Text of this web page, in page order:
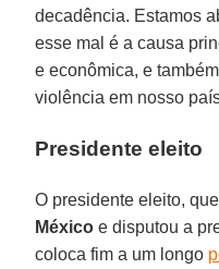
decadência. Estamos
esse mal é a causa
e econômica, e
violência em nosso
Presidente eleito
O presidente eleito,
México e disputou a
coloca fim a um longo